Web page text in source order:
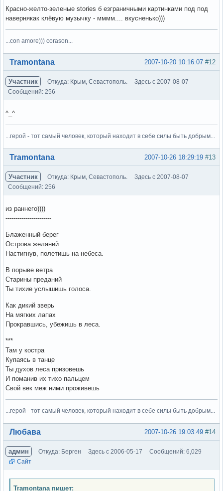
Красно-желто-зеленые stories б езграничными картинками под под
навернякак клёвую музычку - мммм.... вкусненько)))
...con amore))) corason...
Вне форума #12
2007-10-20 10:16:07
Tramontana
Участник Откуда: Крым, Севастополь.
Здесь с 2007-08-07
Сообщений: 256
^_^
...герой - тот самый человек, который находит в себе силы быть добрым...
Вне форума #13
2007-10-26 18:29:19
Tramontana
Участник Откуда: Крым, Севастополь.
Здесь с 2007-08-07
Сообщений: 256
из раннего))))
-----------------------
Блаженный берег
Острова желаний
Настигнув, полетишь на небеса.
В порыве ветра
Старины преданий
Ты тихие услышишь голоса.
Как дикий зверь
На мягких лапах
Прокравшись, убежишь в леса.
***
Там у костра
Купаясь в танце
Ты духов леса призовешь
И поманив их тихо пальцем
Свой век меж ними проживешь
...герой - тот самый человек, который находит в себе силы быть добрым...
Вне форума #14
2007-10-26 19:03:49
Любава
админ Откуда: Берген Здесь с 2006-05-17
Сообщений: 6,029
Сайт
Tramontana пишет: